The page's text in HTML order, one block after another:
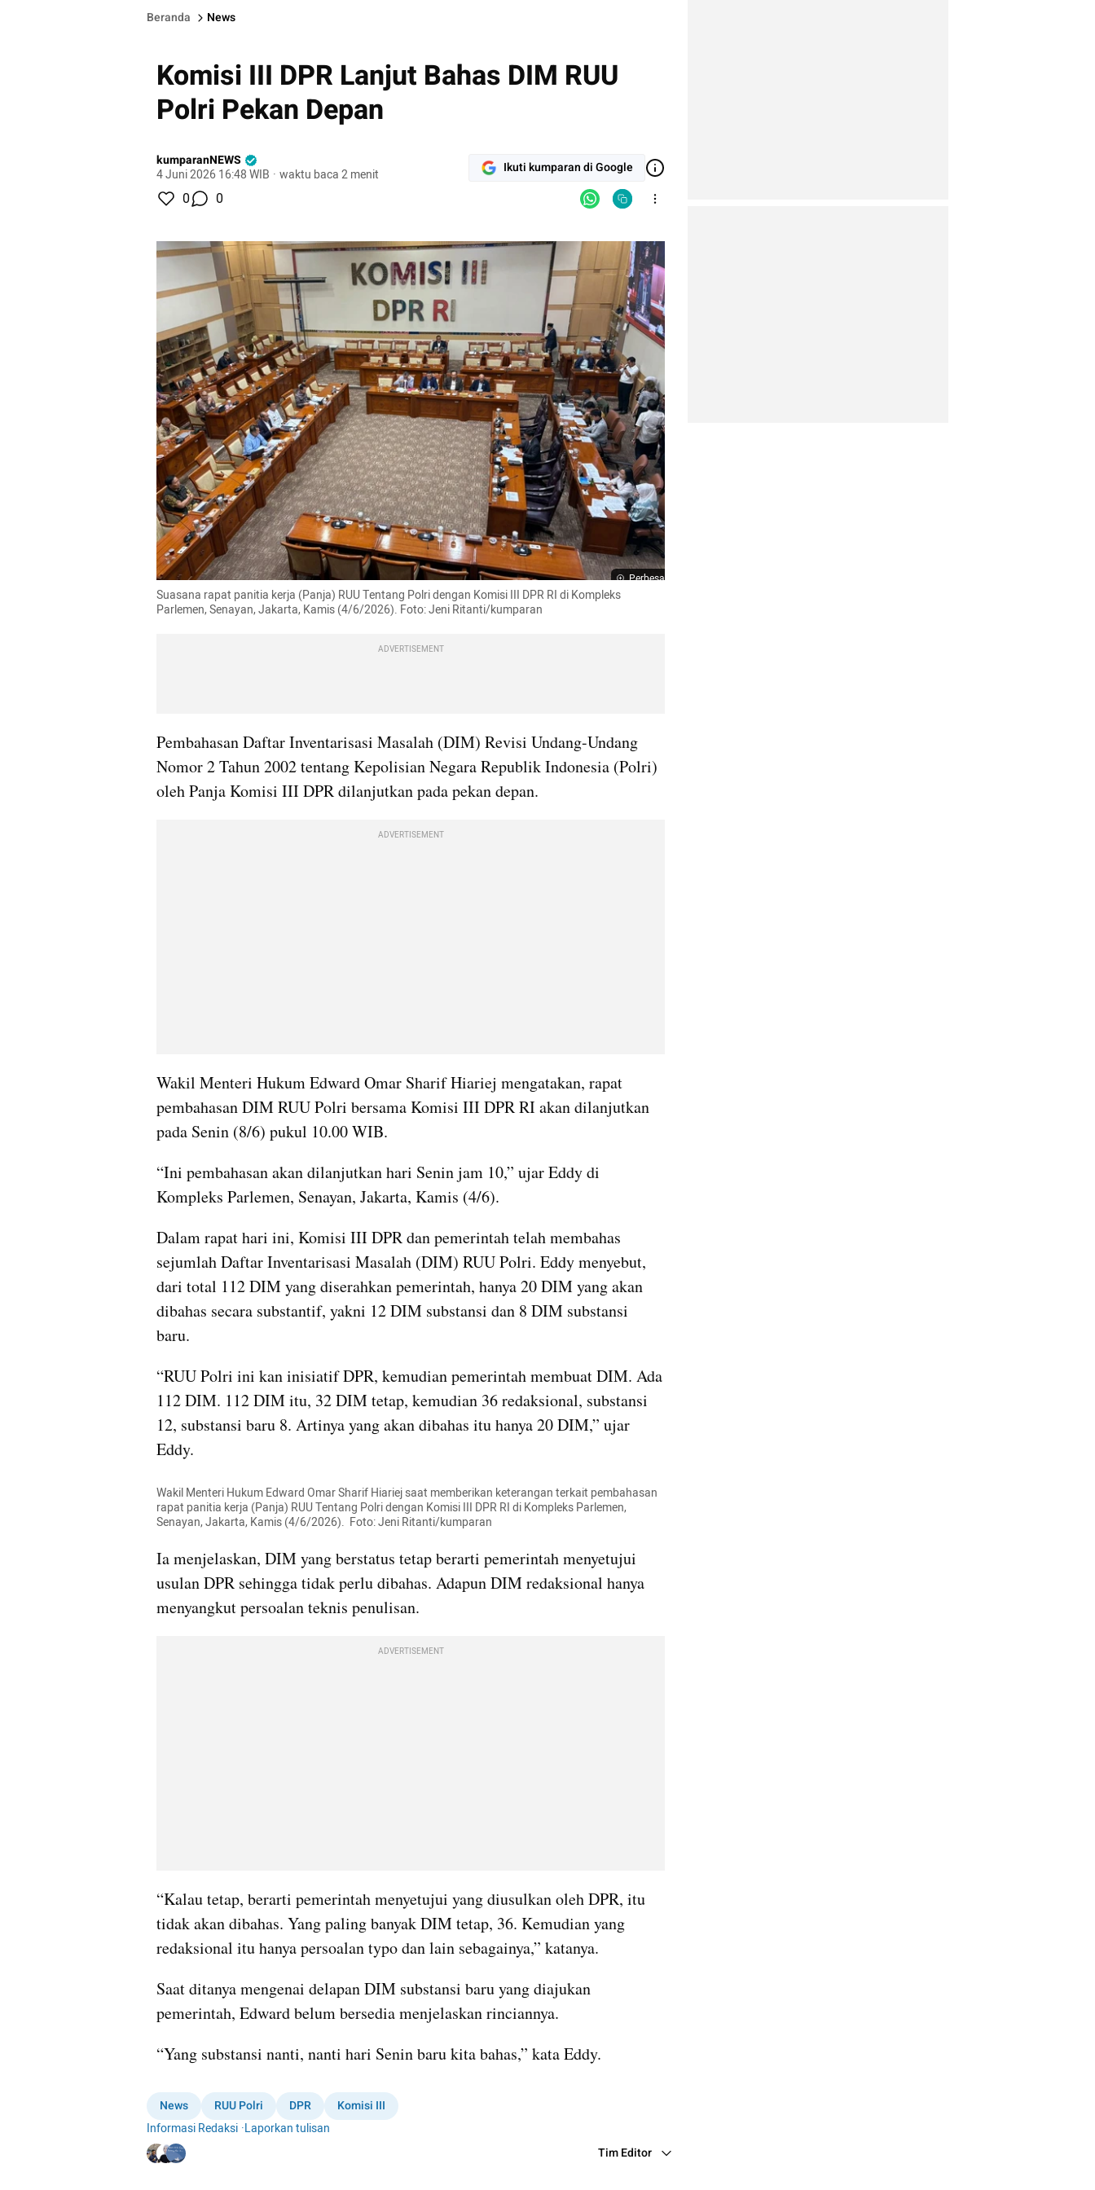
Beranda News
Komisi III DPR Lanjut Bahas DIM RUU
Polri Pekan Depan
kumparanNEWS
4 Juni 2026 16:48 WIB · waktu baca 2 menit Ikuti kumparan di Google
0 0
Perbesar
Suasana rapat panitia kerja (Panja) RUU Tentang Polri dengan Komisi III DPR RI di Kompleks
Parlemen, Senayan, Jakarta, Kamis (4/6/2026). Foto: Jeni Ritanti/kumparan
ADVERTISEMENT
Pembahasan Daftar Inventarisasi Masalah (DIM) Revisi Undang-Undang
Nomor 2 Tahun 2002 tentang Kepolisian Negara Republik Indonesia (Polri)
oleh Panja Komisi III DPR dilanjutkan pada pekan depan.
ADVERTISEMENT
Wakil Menteri Hukum Edward Omar Sharif Hiariej mengatakan, rapat
pembahasan DIM RUU Polri bersama Komisi III DPR RI akan dilanjutkan
pada Senin (8/6) pukul 10.00 WIB.
“Ini pembahasan akan dilanjutkan hari Senin jam 10,” ujar Eddy di
Kompleks Parlemen, Senayan, Jakarta, Kamis (4/6).
Dalam rapat hari ini, Komisi III DPR dan pemerintah telah membahas
sejumlah Daftar Inventarisasi Masalah (DIM) RUU Polri. Eddy menyebut,
dari total 112 DIM yang diserahkan pemerintah, hanya 20 DIM yang akan
dibahas secara substantif, yakni 12 DIM substansi dan 8 DIM substansi
baru.
“RUU Polri ini kan inisiatif DPR, kemudian pemerintah membuat DIM. Ada
112 DIM. 112 DIM itu, 32 DIM tetap, kemudian 36 redaksional, substansi
12, substansi baru 8. Artinya yang akan dibahas itu hanya 20 DIM,” ujar
Eddy.
Wakil Menteri Hukum Edward Omar Sharif Hiariej saat memberikan keterangan terkait pembahasan
rapat panitia kerja (Panja) RUU Tentang Polri dengan Komisi III DPR RI di Kompleks Parlemen,
Senayan, Jakarta, Kamis (4/6/2026).  Foto: Jeni Ritanti/kumparan
Ia menjelaskan, DIM yang berstatus tetap berarti pemerintah menyetujui
usulan DPR sehingga tidak perlu dibahas. Adapun DIM redaksional hanya
menyangkut persoalan teknis penulisan.
ADVERTISEMENT
“Kalau tetap, berarti pemerintah menyetujui yang diusulkan oleh DPR, itu
tidak akan dibahas. Yang paling banyak DIM tetap, 36. Kemudian yang
redaksional itu hanya persoalan typo dan lain sebagainya,” katanya.
Saat ditanya mengenai delapan DIM substansi baru yang diajukan
pemerintah, Edward belum bersedia menjelaskan rinciannya.
“Yang substansi nanti, nanti hari Senin baru kita bahas,” kata Eddy.
News RUU Polri DPR
Komisi III
Informasi Redaksi ·Laporkan tulisan
Tim Editor